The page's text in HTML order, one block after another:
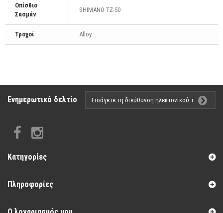
Οπίσθιο
Σασμάν
SHIMANO TZ-50
Τροχοί Alloy
Ενημερωτικό δελτίο
Κατηγορίες
Πληροφορίες